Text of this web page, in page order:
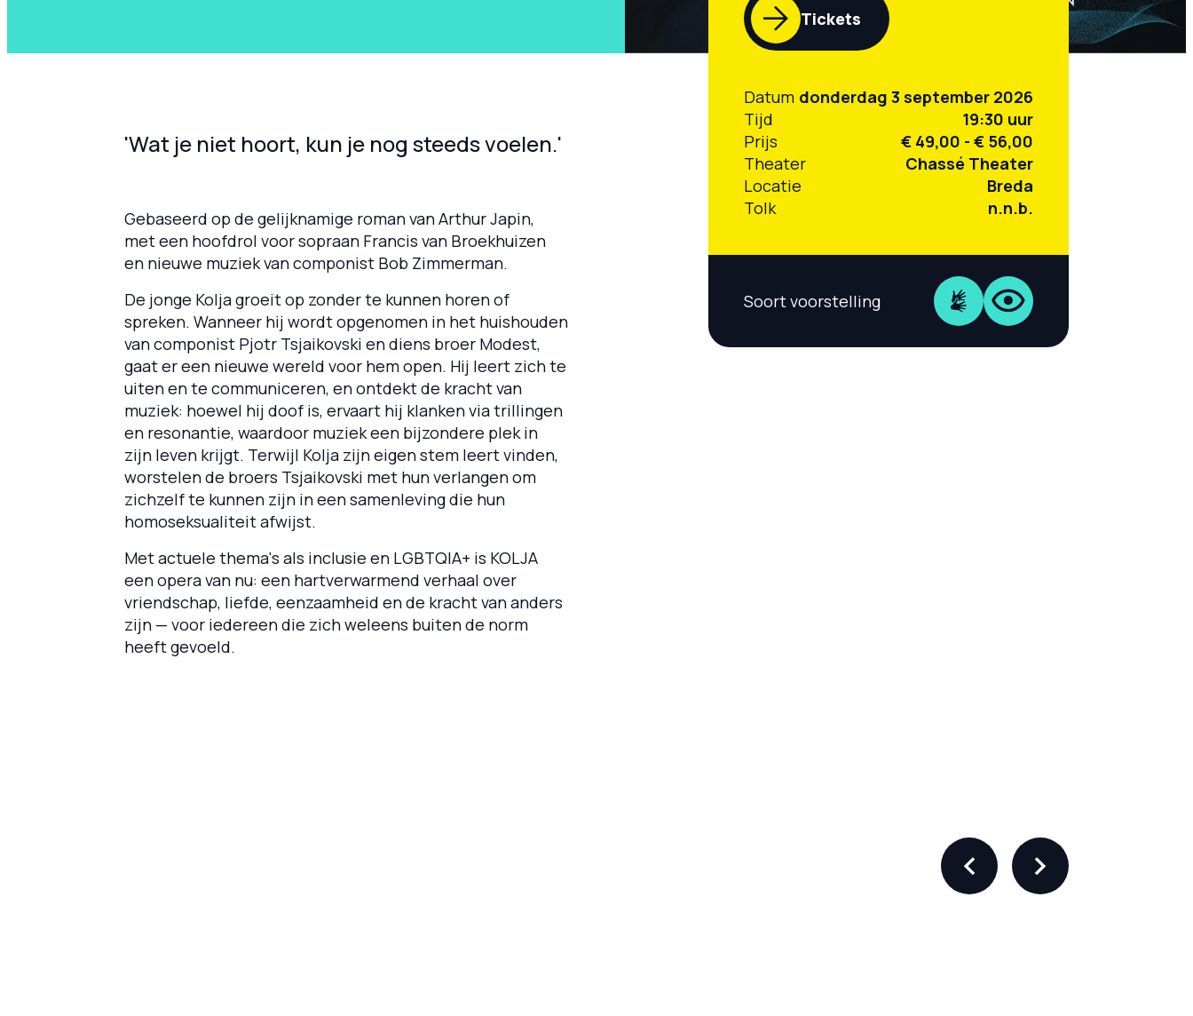
'Wat je niet hoort, kun je nog steeds voelen.'
Gebaseerd op de gelijknamige roman van Arthur Japin,
met een hoofdrol voor sopraan Francis van Broekhuizen
en nieuwe muziek van componist Bob Zimmerman.
De jonge Kolja groeit op zonder te kunnen horen of
spreken. Wanneer hij wordt opgenomen in het huishouden
van componist Pjotr Tsjaikovski en diens broer Modest,
gaat er een nieuwe wereld voor hem open. Hij leert zich te
uiten en te communiceren, en ontdekt de kracht van
muziek: hoewel hij doof is, ervaart hij klanken via trillingen
en resonantie, waardoor muziek een bijzondere plek in
zijn leven krijgt. Terwijl Kolja zijn eigen stem leert vinden,
worstelen de broers Tsjaikovski met hun verlangen om
zichzelf te kunnen zijn in een samenleving die hun
homoseksualiteit afwijst.
Met actuele thema's als inclusie en LGBTQIA+ is KOLJA
een opera van nu: een hartverwarmend verhaal over
vriendschap, liefde, eenzaamheid en de kracht van anders
zijn — voor iedereen die zich weleens buiten de norm
heeft gevoeld.
Tickets
Datum donderdag 3 september 2026
Tijd
19:30 uur
Prijs
€ 49,00 - € 56,00
Theater
Chassé Theater
Locatie
Breda
Tolk
n.n.b.
Soort voorstelling